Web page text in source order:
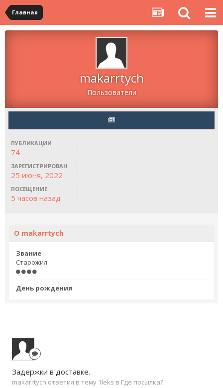
Главная
makarrtych
Пользователи
ПУБЛИКАЦИИ
74
ЗАРЕГИСТРИРОВАН
25 июня, 2022
ПОСЕЩЕНИЕ
5 часов назад
О makarrtych
Звание
Старожил
День рождения
Задержки в доставке.
makarrtych ответил в тему 1leks в Где посылка?